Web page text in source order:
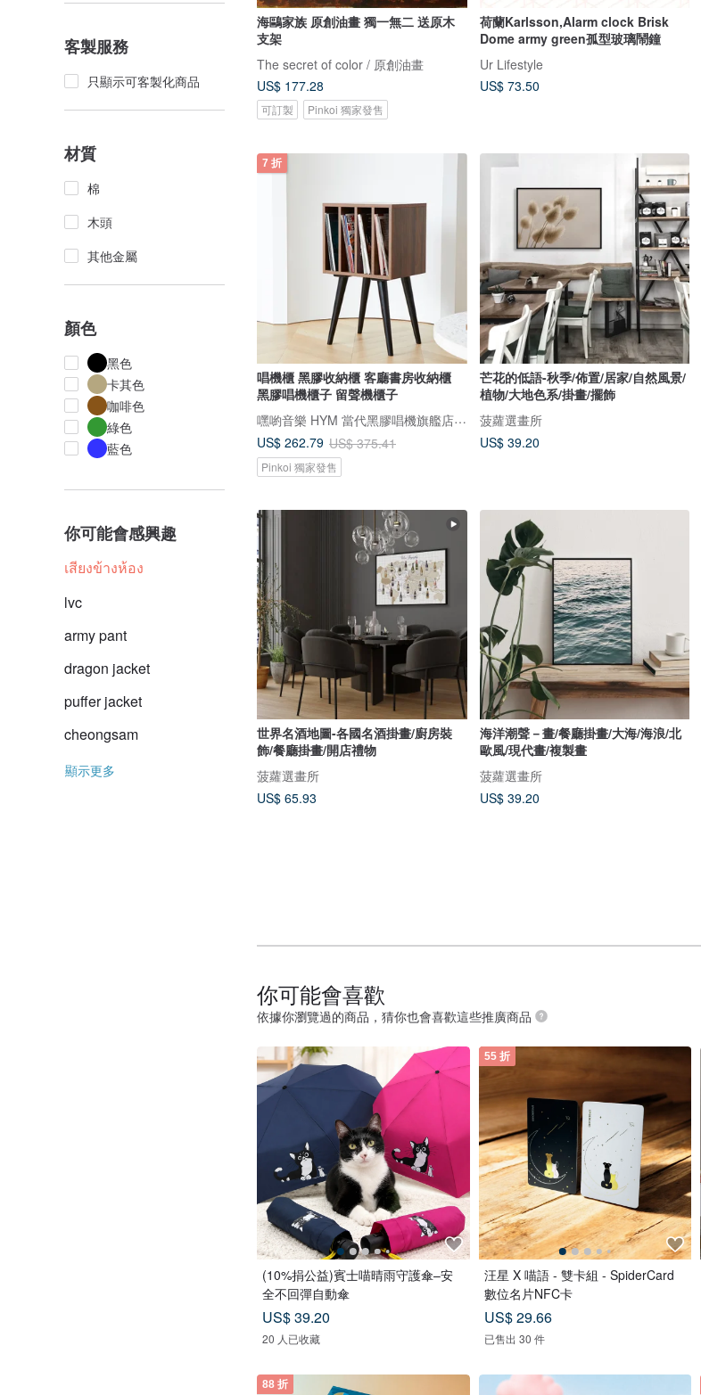
客製服務
只顯示可客製化商品
材質
棉
木頭
其他金屬
顏色
黑色
卡其色
咖啡色
綠色
藍色
你可能會感興趣
เสียงข้างห้อง
lvc
army pant
dragon jacket
puffer jacket
cheongsam
顯示更多
海鷗家族 原創油畫 獨一無二 送原木
支架
The secret of color / 原創油畫
US$ 177.28
可訂製 Pinkoi 獨家發售
荷蘭Karlsson,Alarm clock Brisk
Dome army green孤型玻璃鬧鐘
Ur Lifestyle
US$ 73.50
7 折
唱機櫃 黑膠收納櫃 客廳書房收納櫃
黑膠唱機櫃子 留聲機櫃子
嘿喲音樂 HYM 當代黑膠唱機旗艦店(TW)
US$ 262.79 US$ 375.41
Pinkoi 獨家發售
芒花的低語-秋季/佈置/居家/自然風景/
植物/大地色系/掛畫/擺飾
菠蘿選畫所
US$ 39.20
世界名酒地圖-各國名酒掛畫/廚房裝
飾/餐廳掛畫/開店禮物
菠蘿選畫所
US$ 65.93
海洋潮聲－畫/餐廳掛畫/大海/海浪/北
歐風/現代畫/複製畫
菠蘿選畫所
US$ 39.20
你可能會喜歡
依據你瀏覽過的商品，猜你也會喜歡這些推廣商品
(10%捐公益)賓士喵晴雨守護傘–安
全不回彈自動傘
US$ 39.20
20 人已收藏
55 折
汪星 X 喵語 - 雙卡組 - SpiderCard
數位名片NFC卡
US$ 29.66
已售出 30 件
88 折